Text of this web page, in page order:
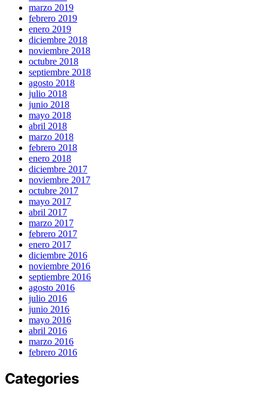
marzo 2019
febrero 2019
enero 2019
diciembre 2018
noviembre 2018
octubre 2018
septiembre 2018
agosto 2018
julio 2018
junio 2018
mayo 2018
abril 2018
marzo 2018
febrero 2018
enero 2018
diciembre 2017
noviembre 2017
octubre 2017
mayo 2017
abril 2017
marzo 2017
febrero 2017
enero 2017
diciembre 2016
noviembre 2016
septiembre 2016
agosto 2016
julio 2016
junio 2016
mayo 2016
abril 2016
marzo 2016
febrero 2016
Categories